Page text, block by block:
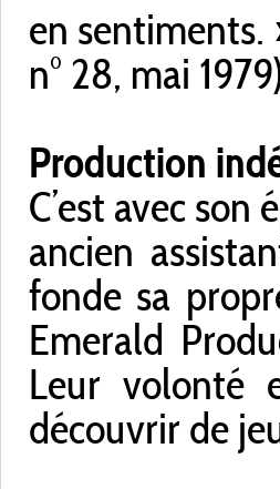
en sentiments.
n° 28, mai 1979)
Production
C’est avec
ancien
fonde sa
Emerald
Leur volonté
découvrir de